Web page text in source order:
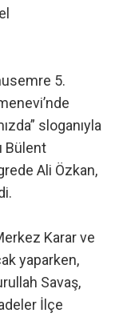
5.
sloganıyla
Bülent
Ali Özkan,
Karar ve
yaparken,
Savaş,
İlçe